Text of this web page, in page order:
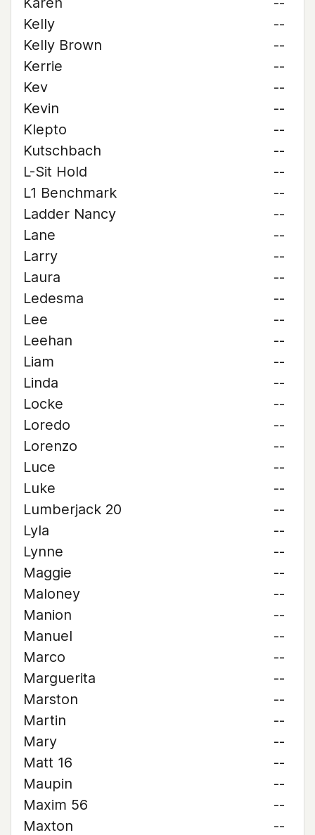
Kelly
--
Kelly Brown
--
Kerrie
--
Kev
--
Kevin
--
Klepto
--
Kutschbach
--
L-Sit Hold
--
L1 Benchmark
--
Ladder Nancy
--
Lane
--
Larry
--
Laura
--
Ledesma
--
Lee
--
Leehan
--
Liam
--
Linda
--
Locke
--
Loredo
--
Lorenzo
--
Luce
--
Luke
--
Lumberjack 20
--
Lyla
--
Lynne
--
Maggie
--
Maloney
--
Manion
--
Manuel
--
Marco
--
Marguerita
--
Marston
--
Martin
--
Mary
--
Matt 16
--
Maupin
--
Maxim 56
--
Maxton
--